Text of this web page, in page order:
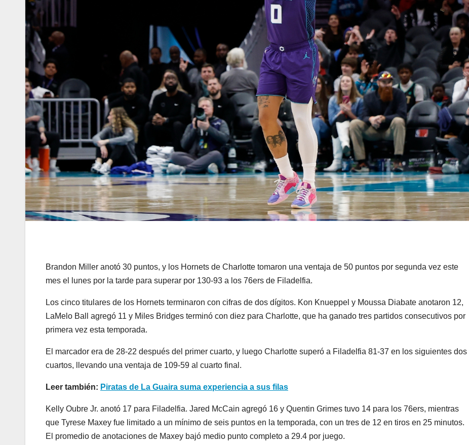
Brandon Miller anotó 30 puntos, y los Hornets de Charlotte tomaron una ventaja de 50 puntos por segunda vez este
mes el lunes por la tarde para superar por 130-93 a los 76ers de Filadelfia.
Los cinco titulares de los Hornets terminaron con cifras de dos dígitos. Kon Knueppel y Moussa Diabate anotaron 12,
LaMelo Ball agregó 11 y Miles Bridges terminó con diez para Charlotte, que ha ganado tres partidos consecutivos por
primera vez esta temporada.
El marcador era de 28-22 después del primer cuarto, y luego Charlotte superó a Filadelfia 81-37 en los siguientes dos
cuartos, llevando una ventaja de 109-59 al cuarto final.
Leer también: Piratas de La Guaira suma experiencia a sus filas
Kelly Oubre Jr. anotó 17 para Filadelfia. Jared McCain agregó 16 y Quentin Grimes tuvo 14 para los 76ers, mientras
que Tyrese Maxey fue limitado a un mínimo de seis puntos en la temporada, con un tres de 12 en tiros en 25 minutos.
El promedio de anotaciones de Maxey bajó medio punto completo a 29.4 por juego.